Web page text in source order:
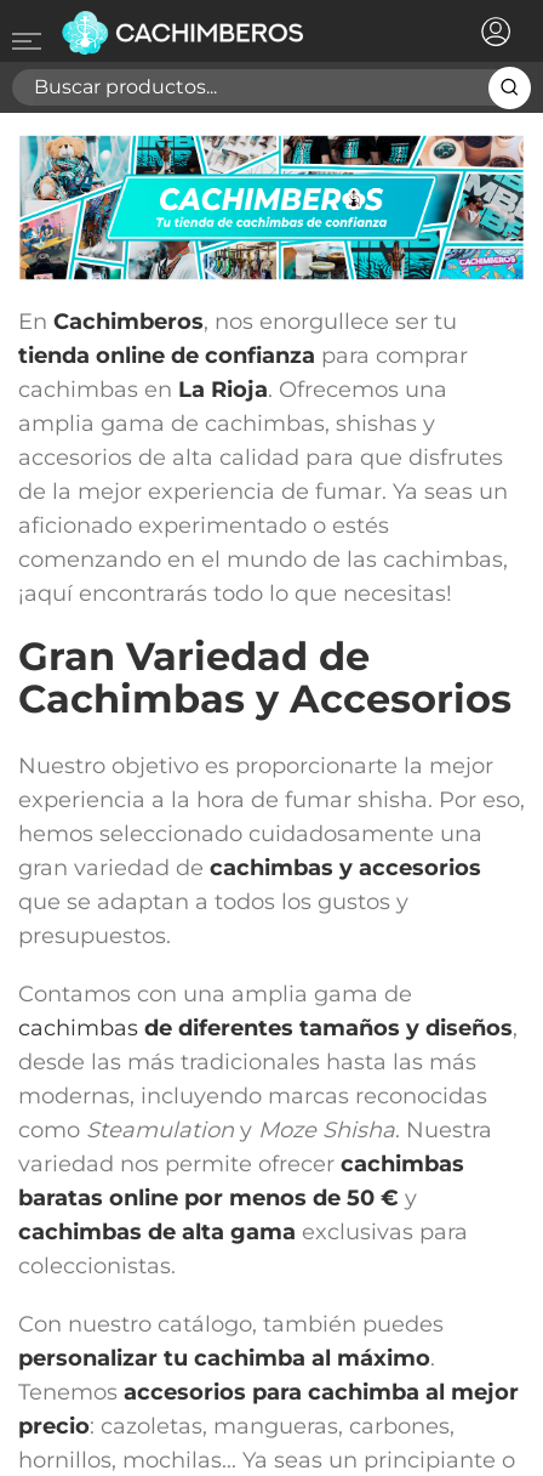
En Cachimberos, nos enorgullece ser tu
tienda online de confianza para comprar
cachimbas en La Rioja. Ofrecemos una
amplia gama de cachimbas, shishas y
accesorios de alta calidad para que disfrutes
de la mejor experiencia de fumar. Ya seas un
aficionado experimentado o estés
comenzando en el mundo de las cachimbas,
¡aquí encontrarás todo lo que necesitas!
Gran Variedad de
Cachimbas y Accesorios
Nuestro objetivo es proporcionarte la mejor
experiencia a la hora de fumar shisha. Por eso,
hemos seleccionado cuidadosamente una
gran variedad de cachimbas y accesorios
que se adaptan a todos los gustos y
presupuestos.
Contamos con una amplia gama de
cachimbas de diferentes tamaños y diseños,
desde las más tradicionales hasta las más
modernas, incluyendo marcas reconocidas
como Steamulation y Moze Shisha. Nuestra
variedad nos permite ofrecer cachimbas
baratas online por menos de 50 € y
cachimbas de alta gama exclusivas para
coleccionistas.
Con nuestro catálogo, también puedes
personalizar tu cachimba al máximo.
Tenemos accesorios para cachimba al mejor
precio: cazoletas, mangueras, carbones,
hornillos, mochilas... Ya seas un principiante o
Registrarse ×
Necesitas hacer login para guardar productos en tu
lista de deseos
Cancelar Registrarse